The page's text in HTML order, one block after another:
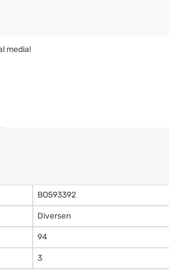
media!
BO593392
Diversen
94
3